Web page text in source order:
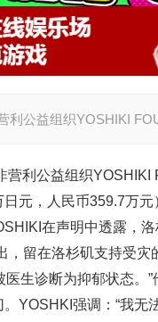
利公益组织YOSHIKI
利公益组织YOSHIKI
元，人民币359.7万
在声明中透露，
，留在洛杉矶支持受灾
生诊断为抑郁状态。
YOSHKI强调：“我无